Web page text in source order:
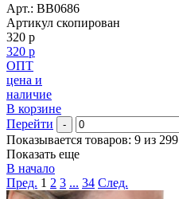
Арт.: BB0686
Артикул скопирован
320 р
320 р
ОПТ
цена и
наличие
В корзине
Перейти
-
Показывается товаров: 9 из 299
Показать еще
В начало
Пред. 1 2 3 ... 34 След.